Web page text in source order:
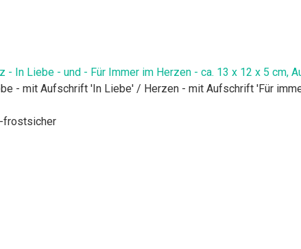
- In Liebe - und - Für Immer im Herzen - ca. 13 x 12 x 5 cm,
- mit Aufschrift 'In Liebe' / Herzen - mit Aufschrift 'Für
frostsicher